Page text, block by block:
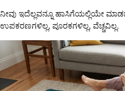
ನೀವು ಇದೆಲ್ಲವನ್ನೂ ಹಾಸಿಗೆಯಲ್ಲಿಯೇ
ಉಪಕರಣಗಳಿಲ್ಲ, ಪೂರಕಗಳಿಲ್ಲ, ವೆಚ್ಚವಿಲ್ಲ.